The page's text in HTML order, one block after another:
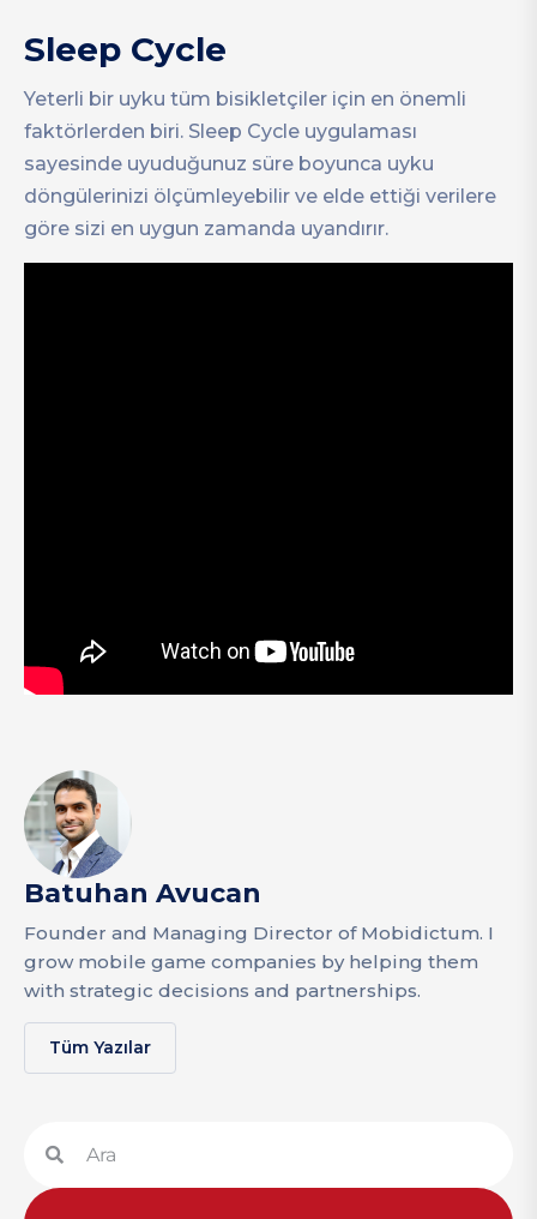
Sleep Cycle
Yeterli bir uyku tüm bisikletçiler için en önemli
faktörlerden biri. Sleep Cycle uygulaması
sayesinde uyuduğunuz süre boyunca uyku
döngülerinizi ölçümleyebilir ve elde ettiği verilere
göre sizi en uygun zamanda uyandırır.
Batuhan Avucan
Founder and Managing Director of Mobidictum. I
grow mobile game companies by helping them
with strategic decisions and partnerships.
Tüm Yazılar